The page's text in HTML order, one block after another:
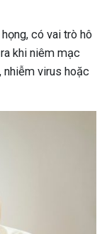
có vai trò hô
khi niêm mạc
nhiễm virus hoặc